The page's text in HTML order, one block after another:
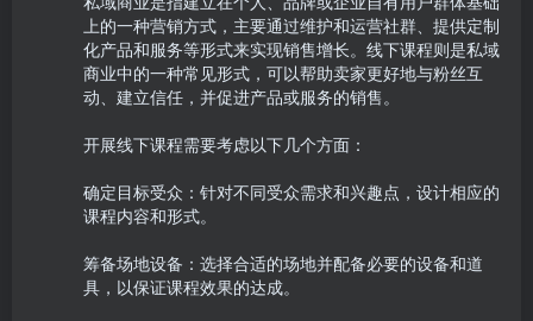
上的一种营销方式，主要通过维护和运营社群、提供定制
化产品和服务等形式来实现销售增长。线下课程则是私域
商业中的一种常见形式，可以帮助卖家更好地与粉丝互
动、建立信任，并促进产品或服务的销售。
开展线下课程需要考虑以下几个方面：
确定目标受众：针对不同受众需求和兴趣点，设计相应的
课程内容和形式。
筹备场地设备：选择合适的场地并配备必要的设备和道
具，以保证课程效果的达成。